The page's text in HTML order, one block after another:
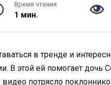
Время чтения
1 мин.
в тренде и
В этой ей помогает дочь
потрясло